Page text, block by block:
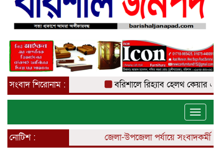
সংবাদ শিরোনাম : বরিশালে রিহ্যাব হেলথ কেয়ার এন্ড
Toggle
নোটিশ :
জেলা-উপজেলা পর্যায়ে সংবাদকর্মী